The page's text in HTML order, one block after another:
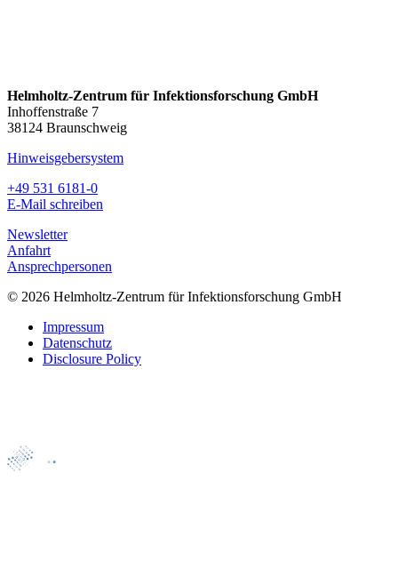
Helmholtz-Zentrum für Infektionsforschung GmbH
Inhoffenstraße 7
38124 Braunschweig
Hinweisgebersystem
+49 531 6181-0
E-Mail schreiben
Newsletter
Anfahrt
Ansprechpersonen
© 2026 Helmholtz-Zentrum für Infektionsforschung GmbH
Impressum
Datenschutz
Disclosure Policy